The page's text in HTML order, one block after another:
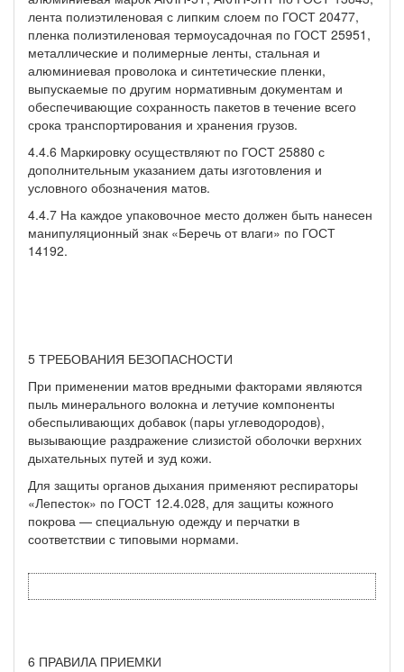
лента полиэтиленовая с липким слоем по ГОСТ 20477,
пленка полиэтиленовая термоусадочная по ГОСТ 25951,
металлические и полимерные ленты, стальная и
алюминиевая проволока и синтетические пленки,
выпускаемые по другим норматив­ным документам и
обеспечивающие сохранность пакетов в тече­ние всего
срока транспортирования и хранения грузов.
4.4.6 Маркировку осуществляют по ГОСТ 25880 с
дополнитель­ным указанием даты изготовления и
условного обозначения ма­тов.
4.4.7 На каждое упаковочное место должен быть нанесен
ма­нипуляционный знак «Беречь от влаги» по ГОСТ
14192.
5 ТРЕБОВАНИЯ БЕЗОПАСНОСТИ
При применении матов вредными факторами являются
пыль минерального волокна и летучие компоненты
обеспыливающих добавок (пары углеводородов),
вызывающие раздражение слизис­той оболочки верхних
дыхательных путей и зуд кожи.
Для защиты органов дыхания применяют респираторы
«Лепе­сток» по ГОСТ 12.4.028, для защиты кожного
покрова — специаль­ную одежду и перчатки в
соответствии с типовыми нормами.
6 ПРАВИЛА ПРИЕМКИ